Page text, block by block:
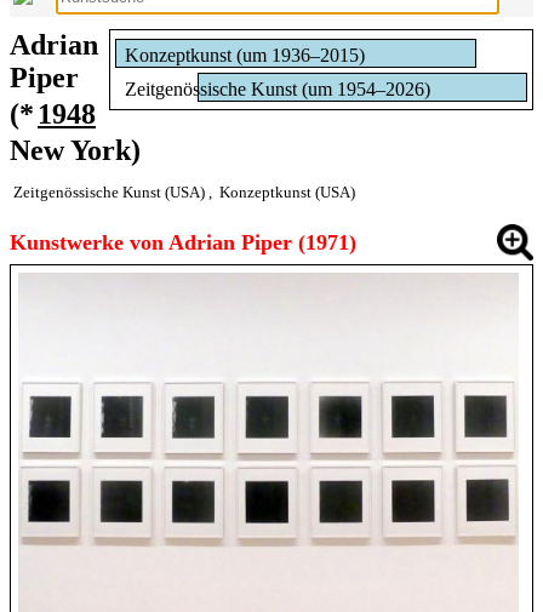
Konzeptkunst (um 1936–2015)
Zeitgenössische Kunst (um 1954–2026)
Adrian
Piper
(* 1948
New York)
Zeitgenössische Kunst (USA) , Konzeptkunst (USA)
Kunstwerke von Adrian Piper (1971)